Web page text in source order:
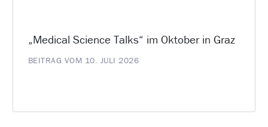
„Medical Science Talks“ im Oktober in Graz
BEITRAG VOM 10. JULI 2026